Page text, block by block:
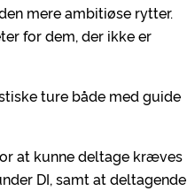
mere ambitiøse rytter.
for dem, der ikke er
ture både med guide
at kunne deltage kræves
DI, samt at deltagende